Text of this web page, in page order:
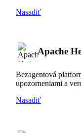
Nasadiť
Apache
Bezagentová
upozorneniami a
Nasadiť